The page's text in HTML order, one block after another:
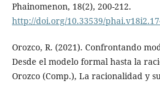
Phainomenon, 18(2), 200-212.
http://doi.org/10.33539/
Orozco, R. (2021). Confrontando
Desde el modelo formal hasta la
Orozco (Comp.), La racionalidad y